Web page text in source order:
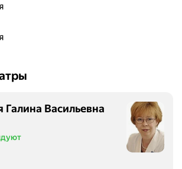
Галина Васильевна